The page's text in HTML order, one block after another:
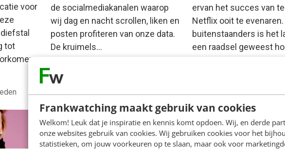
Frankwatching maakt gebruik van cookies
Welkom! Leuk dat je inspiratie en kennis komt opdoen. Wij, en derde
onze websites gebruik van cookies. Wij gebruiken cookies voor het
statistieken, om jouw voorkeuren op te slaan, maar ook voor
voor
tot
de socialmediakanalen waarop
wij dag en nacht scrollen, liken en
posten profiteren van onze data.
De kruimels…
ervan het succes van
Netflix ooit te evenaren.
buitenstaanders is het
een raadsel geweest